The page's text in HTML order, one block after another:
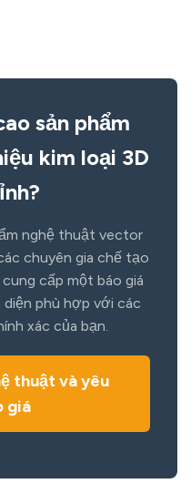
sản phẩm
kim loại 3D
nghệ thuật vector
chuyên gia chế tạo
cấp một báo giá
phù hợp với các
xác của bạn.
thuật và yêu
giá